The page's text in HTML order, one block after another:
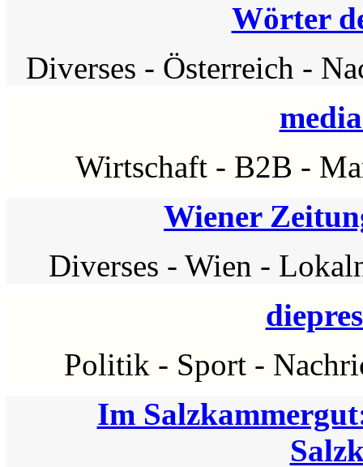
Wörter
Diverses - Österreich -
Wirtschaft- B2B -
Wiener
Diverses - Wien -
Politik - Sport-
Im